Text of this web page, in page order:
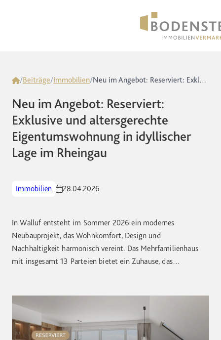
Home
/Beiträge/Immobilien/ Neu im Angebot: Reserviert: Exklusive und altersgerechte Eigentumswohnung in idyllischer Lage im Rheingau
Neu im Angebot: Reserviert:
Exklusive und altersgerechte
Eigentumswohnung in idyllischer
Lage im Rheingau
Immobilien 28.04.2026
In Walluf entsteht im Sommer 2026 ein modernes
Neubauprojekt, das Wohnkomfort, Design und
Nachhaltigkeit harmonisch vereint. Das Mehrfamilienhaus
mit insgesamt 13 Parteien bietet ein Zuhause, das
Raumgefühl legen. Der offen gestaltete Wohn- und […]